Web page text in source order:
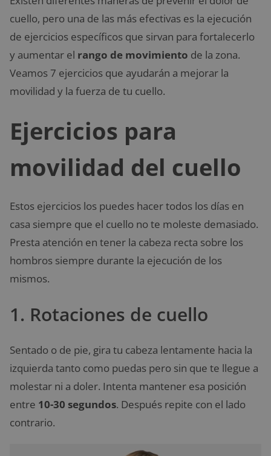
cuello, pero una de las más efectivas es la ejecución
de ejercicios específicos que sirvan para fortalecerlo
y aumentar el rango de movimiento de la zona.
Veamos 7 ejercicios que ayudarán a mejorar la
movilidad y la fuerza de tu cuello.
Ejercicios para
movilidad del cuello
Estos ejercicios los puedes hacer todos los días en
casa siempre que el cuello no te moleste demasiado.
Presta atención en tener la cabeza recta sobre los
hombros siempre durante la ejecución de los
mismos.
1. Rotaciones de cuello
Sentado o de pie, gira tu cabeza lentamente hacia la
izquierda tanto como puedas pero sin que te llegue a
molestar ni a doler. Intenta mantener esa posición
entre 10-30 segundos. Después repite con el lado
contrario.